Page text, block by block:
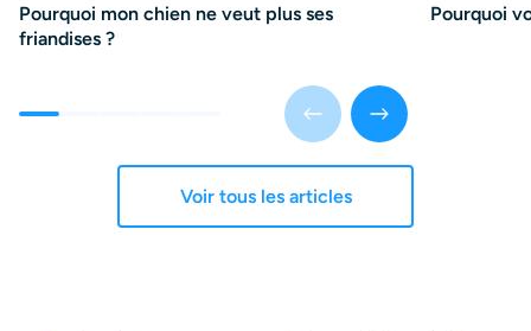
Pourquoi mon chien ne veut plus ses
friandises ?
Pourquoi
Voir tous les articles